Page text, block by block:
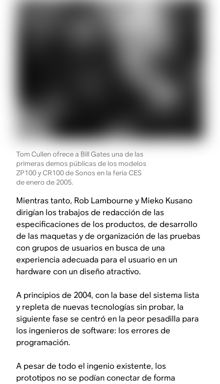
Tom Cullen ofrece a Bill Gates una de las
primeras demos públicas de los modelos
ZP100 y CR100 de Sonos en la feria CES
de enero de 2005.
Mientras tanto, Rob Lambourne y Mieko Kusano
dirigían los trabajos de redacción de las
especificaciones de los productos, de desarrollo
de las maquetas y de organización de las pruebas
con grupos de usuarios en busca de una
experiencia adecuada para el usuario en un
hardware con un diseño atractivo.
A principios de 2004, con la base del sistema lista
y repleta de nuevas tecnologías sin probar, la
siguiente fase se centró en la peor pesadilla para
los ingenieros de software: los errores de
programación.
A pesar de todo el ingenio existente, los
prototipos no se podían conectar de forma